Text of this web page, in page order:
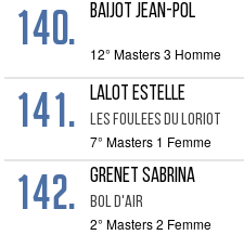
140. BAIJOT JEAN-POL
12° Masters 3 Homme
141. LALOT ESTELLE
LES FOULEES DU LORIOT
7° Masters 1 Femme
142. GRENET SABRINA
BOL D'AIR
2° Masters 2 Femme